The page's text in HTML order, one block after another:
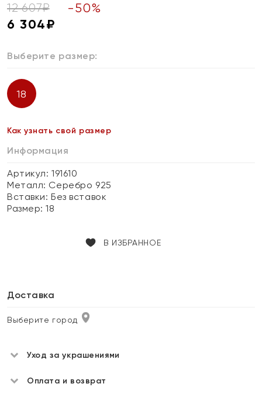
12 607₽ -50%
6 304₽
Выберите размер:
18
Как узнать свой размер
Информация
Артикул: 191610
Металл: Серебро 925
Вставки:Без вставок
Размер:18
В ИЗБРАННОЕ
Доставка
Выберите город
Уход за украшениями
Оплата и возврат